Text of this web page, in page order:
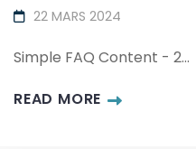
22 MARS 2024
Simple FAQ Content - 2...
READ MORE